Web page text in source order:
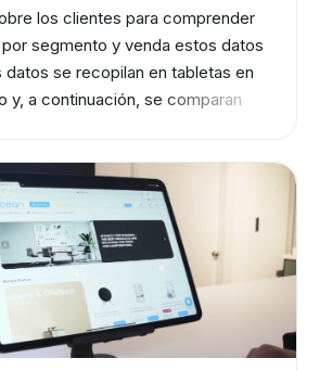
los clientes para comprender
segmento y venda estos datos
datos se recopilan en tabletas en
y, a continuación, se comparan